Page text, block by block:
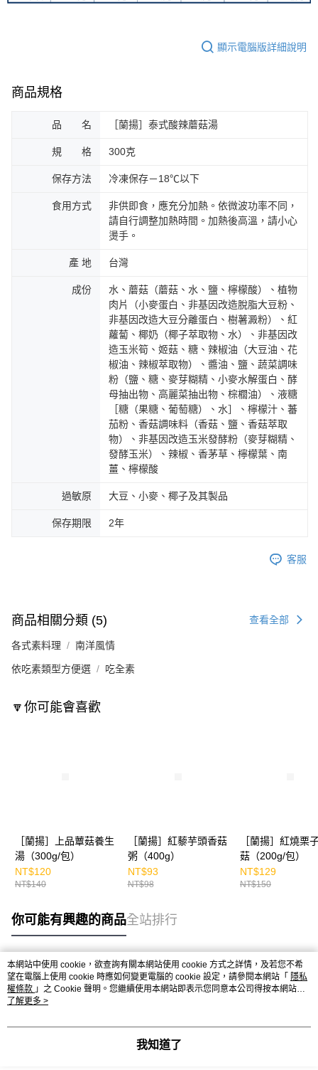
顯示電腦版詳細說明
商品規格
品 名 ［蘭揚］泰式酸辣蘑菇湯
規 格 300克
保存方法 冷凍保存－18℃以下
食用方式
非供即食，應充分加熱。依微波功率不同，
請自行調整加熱時間。加熱後高溫，請小心
燙手。
產 地 台灣
成份
水、蘑菇（蘑菇、水、鹽、檸檬酸）、植物
肉片（小麥蛋白、非基因改造脫脂大豆粉、
非基因改造大豆分離蛋白、樹薯澱粉）、紅
蘿蔔、椰奶（椰子萃取物、水）、非基因改
造玉米筍、姬菇、糖、辣椒油（大豆油、花
椒油、辣椒萃取物）、醬油、鹽、蔬菜調味
粉（鹽、糖、麥芽糊精、小麥水解蛋白、酵
母抽出物、高麗菜抽出物、棕櫚油）、液糖
［糖（果糖、葡萄糖）、水］、檸檬汁、蕃
茄粉、香菇調味料（香菇、鹽、香菇萃取
物）、非基因改造玉米發酵粉（麥芽糊精、
發酵玉米）、辣椒、香茅草、檸檬葉、南
薑、檸檬酸
過敏原 大豆、小麥、椰子及其製品
保存期限 2年
客服
商品相關分類 (5) 查看全部
各式素料理 南洋風情
依吃素類型方便選 吃全素
🔽你可能會喜歡
［蘭揚］上品蕈菇養生
湯（300g/包）
NT$120
NT$140
［蘭揚］紅藜芋頭香菇
粥（400g）
NT$93
NT$98
［蘭揚］紅燒栗
菇（200g/包）
NT$129
NT$150
你可能有興趣的商品全站排行
熱門標籤
本網站中使用 cookie，欲查詢有關本網站使用 cookie 方式之詳情，及若您不希
望在電腦上使用 cookie 時應如何變更電腦的 cookie 設定，請參閱本網站「 隱私
權條款 」之 Cookie 聲明。您繼續使用本網站即表示您同意本公司得按本網站使
用條款之 Cookie 聲明使用 cookie。
了解更多 >
我知道了